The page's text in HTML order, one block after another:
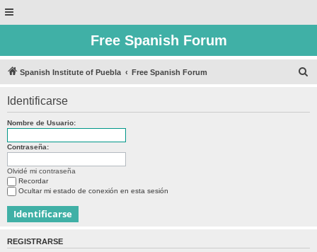
Free Spanish Forum
Spanish Institute of Puebla Free Spanish Forum
Identificarse
Nombre de Usuario:
Contraseña:
Olvidé mi contraseña
Recordar
Ocultar mi estado de conexión en esta sesión
REGISTRARSE